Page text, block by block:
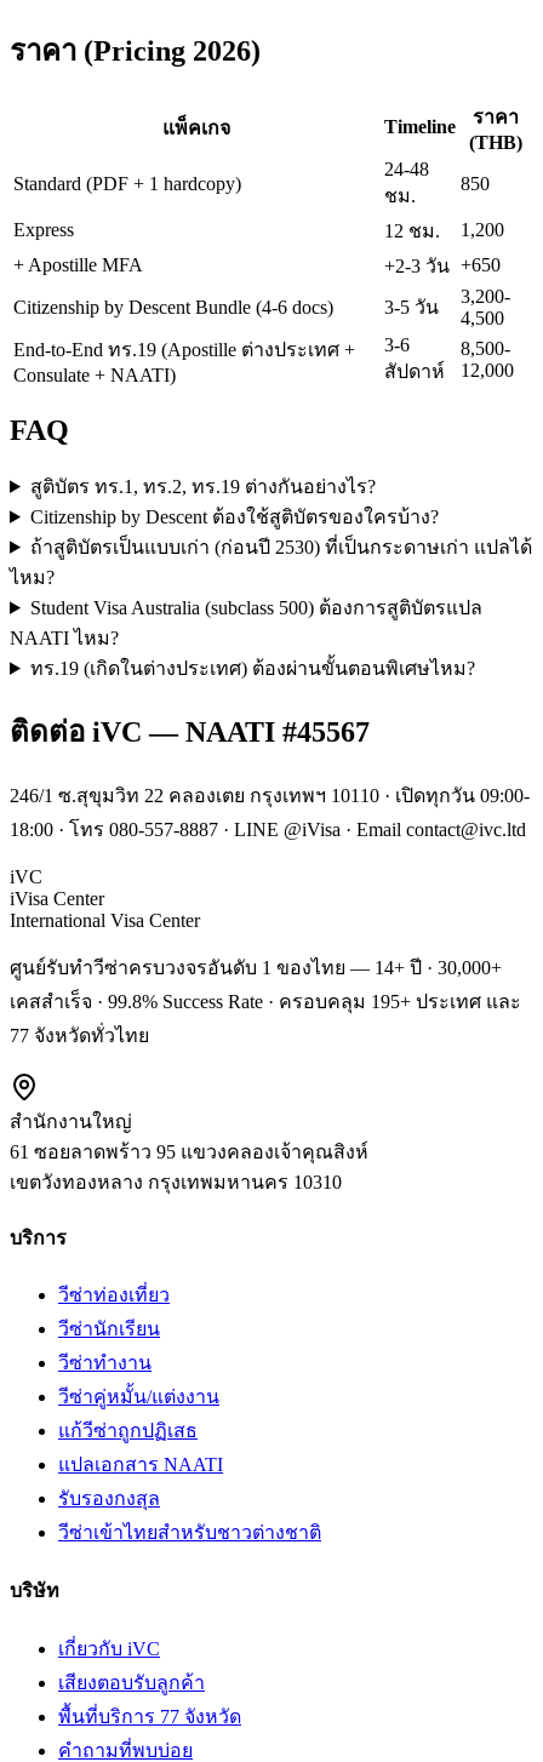
ราคา (Pricing 2026)
แพ็คเกจ Timeline
ราคา
(THB)
Standard (PDF + 1 hardcopy)
24-48
ชม.
850
Express 12 ชม.
1,200
+ Apostille MFA
+2-3 วัน +650
Citizenship by Descent Bundle (4-6 docs) 3-5 วัน
3,200-
4,500
End-to-End ทร.19 (Apostille ต่างประเทศ +
Consulate + NAATI)
3-6
สัปดาห์
8,500-
12,000
FAQ
สูติบัตร ทร.1, ทร.2, ทร.19 ต่างกันอย่างไร?
Citizenship by Descent ต้องใช้สูติบัตรของใครบ้าง?
ถ้าสูติบัตรเป็นแบบเก่า (ก่อนปี 2530) ที่เป็นกระดาษเก่า แปลได้
ไหม?
Student Visa Australia (subclass 500) ต้องการสูติบัตรแปล
NAATI ไหม?
ทร.19 (เกิดในต่างประเทศ) ต้องผ่านขั้นตอนพิเศษไหม?
ติดต่อ iVC — NAATI #45567
246/1 ซ.สุขุมวิท 22 คลองเตย กรุงเทพฯ 10110 · เปิดทุกวัน 09:00-
18:00 · โทร 080-557-8887 · LINE @iVisa · Email contact@ivc.ltd
iVC
iVisa Center
International Visa Center
ศูนย์รับทำวีซ่าครบวงจรอันดับ 1 ของไทย — 14+ ปี · 30,000+
เคสสำเร็จ · 99.8% Success Rate · ครอบคลุม 195+ ประเทศ และ
77 จังหวัดทั่วไทย
สำนักงานใหญ่
61 ซอยลาดพร้าว 95 แขวงคลองเจ้าคุณสิงห์
เขตวังทองหลาง กรุงเทพมหานคร 10310
บริการ
วีซ่าท่องเที่ยว
วีซ่านักเรียน
วีซ่าทำงาน
วีซ่าคู่หมั้น/แต่งงาน
แก้วีซ่าถูกปฏิเสธ
แปลเอกสาร NAATI
รับรองกงสุล
วีซ่าเข้าไทยสำหรับชาวต่างชาติ
บริษัท
เกี่ยวกับ iVC
เสียงตอบรับลูกค้า
พื้นที่บริการ 77 จังหวัด
คำถามที่พบบ่อย